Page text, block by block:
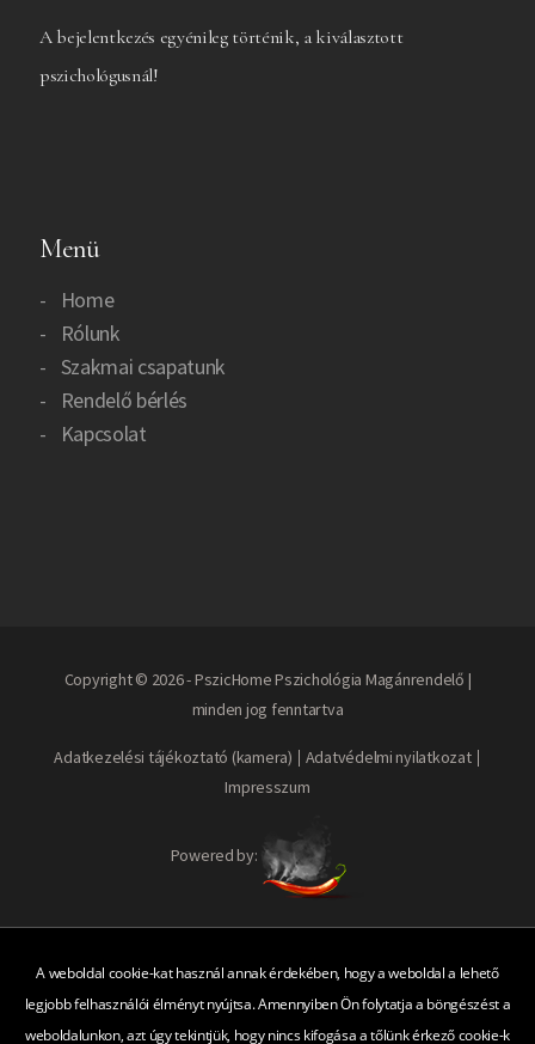
A bejelentkezés egyénileg történik, a kiválasztott
pszichológusnál!
Menü
Home
Rólunk
Szakmai csapatunk
Rendelő bérlés
Kapcsolat
Copyright © 2026 - PszicHome Pszichológia Magánrendelő |
minden jog fenntartva
Adatkezelési tájékoztató (kamera)
Adatvédelmi nyilatkozat
Impresszum
Powered by:
A weboldal cookie-kat használ annak érdekében, hogy a weboldal a lehető
legjobb felhasználói élményt nyújtsa. Amennyiben Ön folytatja a böngészést a
weboldalunkon, azt úgy tekintjük, hogy nincs kifogása a tőlünk érkező cookie-k